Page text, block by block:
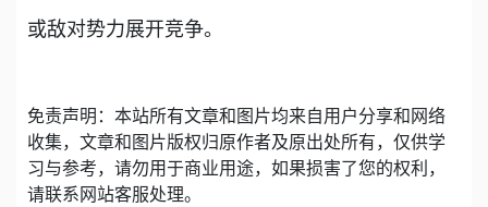
或敌对势力展开竞争。
免责声明：本站所有文章和图片均来自用户分享和网络
收集，文章和图片版权归原作者及原出处所有，仅供学
习与参考，请勿用于商业用途，如果损害了您的权利，
请联系网站客服处理。